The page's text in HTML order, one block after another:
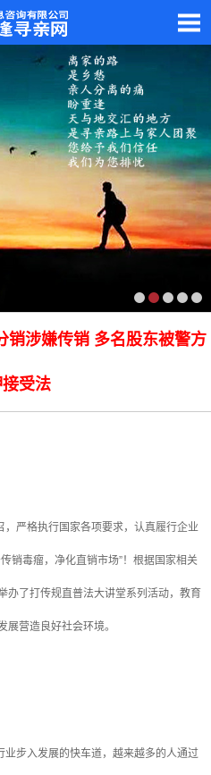
销涉嫌传销 多名股东被警方
受法
严格执行国家各项要求，认真履行企业
销毒瘤，净化直销市场”！根据国家相关
办了打传规直普法大讲堂系列活动，教育
展营造良好社会环境。
步入发展的快车道，越来越多的人通过